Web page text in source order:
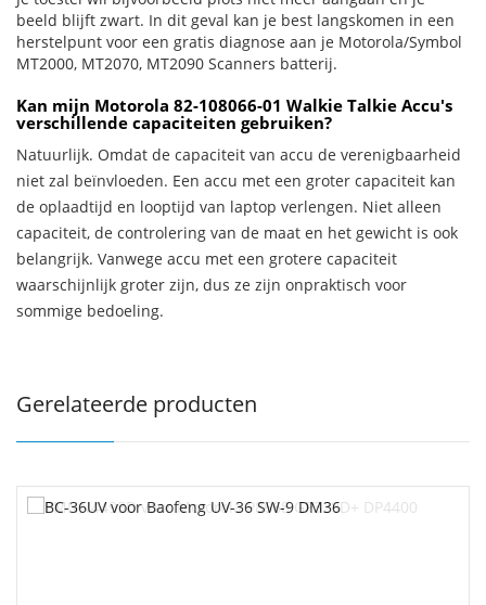
beeld blijft zwart. In dit geval kan je best langskomen in een
herstelpunt voor een gratis diagnose aan je Motorola/Symbol
MT2000, MT2070, MT2090 Scanners batterij.
Kan mijn Motorola 82-108066-01 Walkie Talkie Accu's
verschillende capaciteiten gebruiken?
Natuurlijk. Omdat de capaciteit van accu de verenigbaarheid
niet zal beïnvloeden. Een accu met een groter capaciteit kan
de oplaadtijd en looptijd van laptop verlengen. Niet alleen
capaciteit, de controlering van de maat en het gewicht is ook
belangrijk. Vanwege accu met een grotere capaciteit
waarschijnlijk groter zijn, dus ze zijn onpraktisch voor
sommige bedoeling.
Gerelateerde producten